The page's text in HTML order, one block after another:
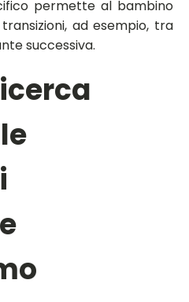
permette al bambino
ad esempio, tra
successiva.